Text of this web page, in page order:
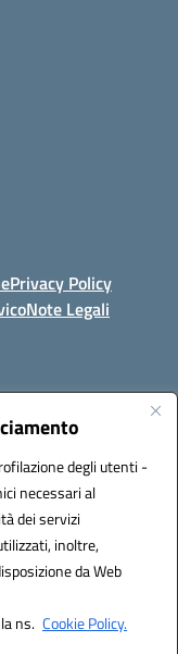
degli utenti -
necessari al
dei servizi
inoltre,
da Web
ns. Cookie Policy.
Privacy Policy
Note Legali
0732 3373 - 0732
istsc_ANIS01700P -
elettronica (CUF):
S.r.l.
Italia